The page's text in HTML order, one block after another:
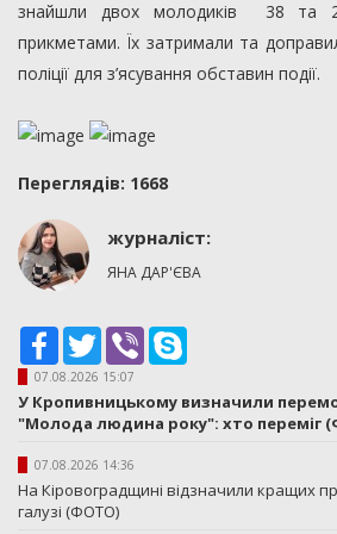
знайшли двох молодиків 38 та
прикметами. Їх затримали та
поліції для з’ясування обставин події.
Переглядiв: 1668
журналіст:
ЯНА ДАР'ЄВА
Facebook
TwitterViber
07.08.2026 15:07
У Кропивницькому визначили
"Молода людина року": хто переміг
07.08.2026 14:36
На Кіровоградщині відзначили кращих
галузі (ФОТО)